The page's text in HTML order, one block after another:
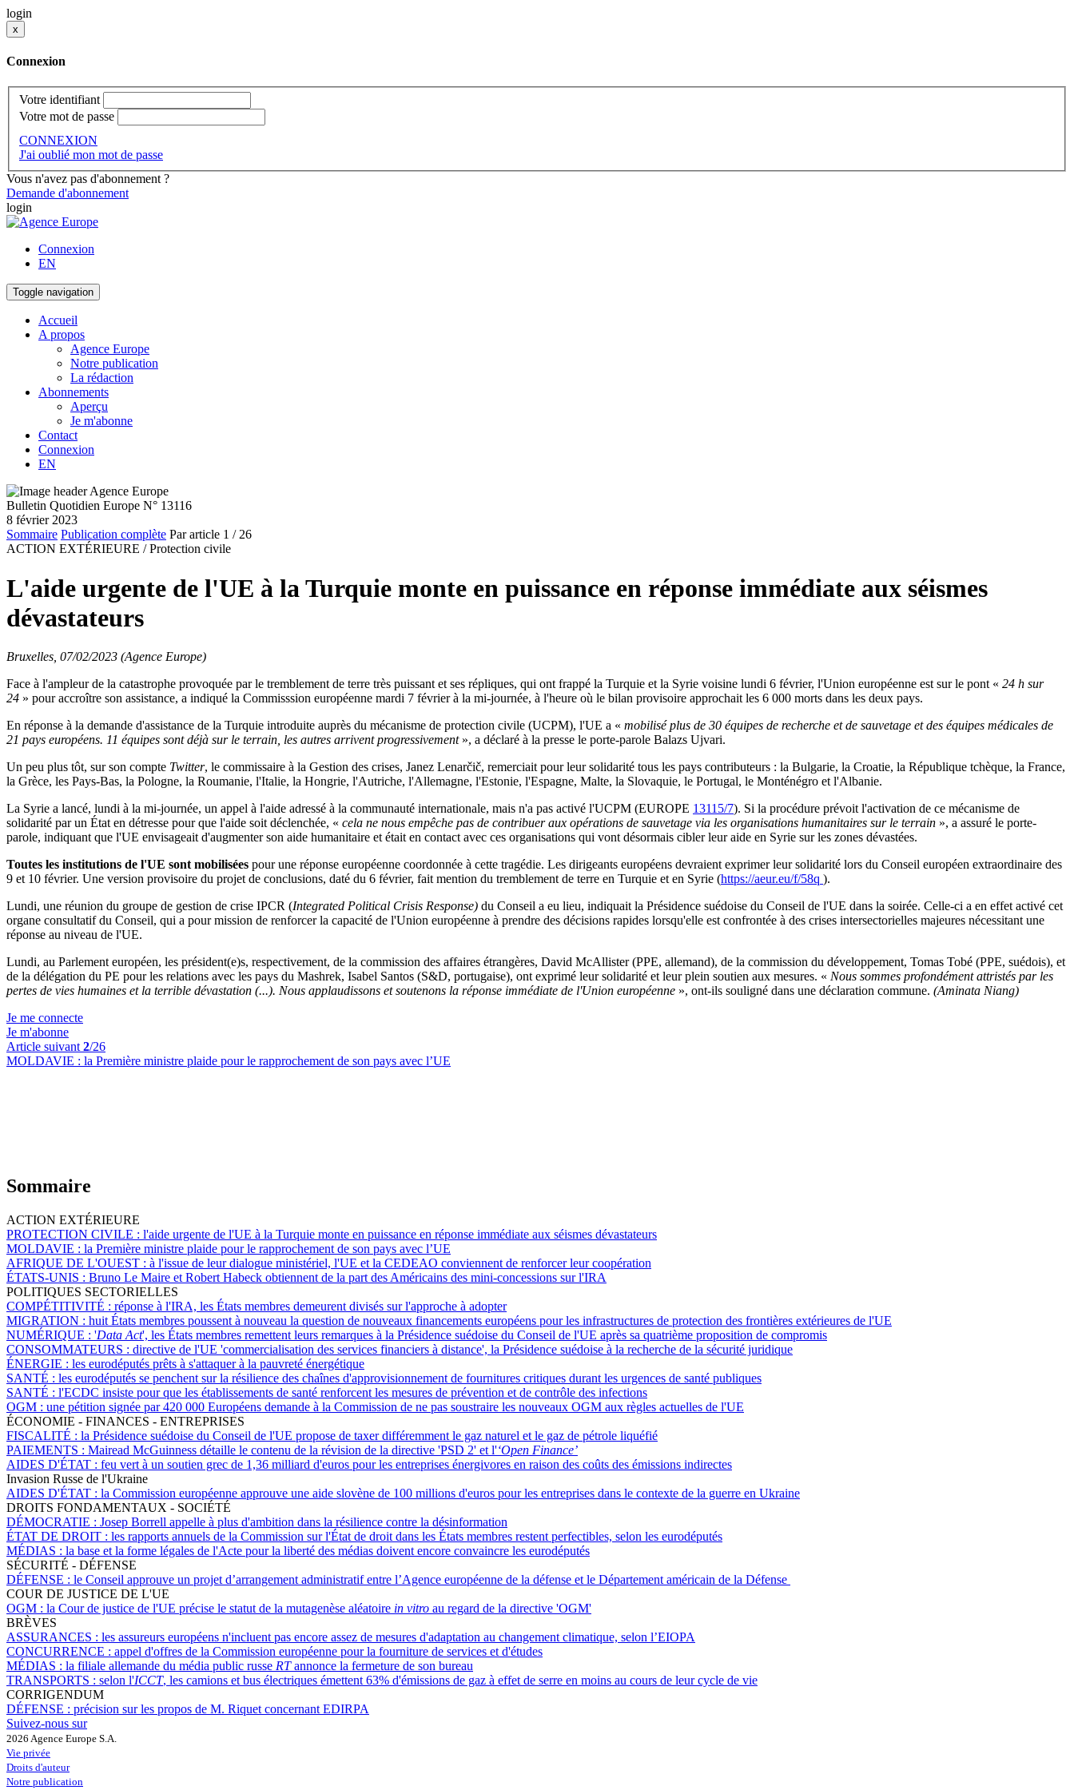
login
x
Connexion
Votre identifiant
Votre mot de passe
CONNEXION
J'ai oublié mon mot de passe
Vous n'avez pas d'abonnement ?
Demande d'abonnement
login
Connexion
EN
Toggle navigation
Accueil
A propos
Agence Europe
Notre publication
La rédaction
Abonnements
Aperçu
Je m'abonne
Contact
Connexion
EN
Bulletin Quotidien Europe N° 13116
8 février 2023
Sommaire Publication complète Par article 1 / 26
ACTION EXTÉRIEURE / Protection civile
L'aide urgente de l'UE à la Turquie monte en puissance en réponse immédiate aux séismes
dévastateurs
Bruxelles, 07/02/2023 (Agence Europe)
Face à l'ampleur de la catastrophe provoquée par le tremblement de terre très puissant et ses répliques, qui ont frappé la Turquie et la Syrie voisine lundi 6 février, l'Union européenne est sur le pont « 24 h sur
24 » pour accroître son assistance, a indiqué la Commisssion européenne mardi 7 février à la mi-journée, à l'heure où le bilan provisoire approchait les 6 000 morts dans les deux pays.
En réponse à la demande d'assistance de la Turquie introduite auprès du mécanisme de protection civile (UCPM), l'UE a « mobilisé plus de 30 équipes de recherche et de sauvetage et des équipes médicales de
21 pays européens. 11 équipes sont déjà sur le terrain, les autres arrivent progressivement », a déclaré à la presse le porte-parole Balazs Ujvari.
Un peu plus tôt, sur son compte Twitter, le commissaire à la Gestion des crises, Janez Lenarčič, remerciait pour leur solidarité tous les pays contributeurs : la Bulgarie, la Croatie, la République tchèque, la France,
la Grèce, les Pays-Bas, la Pologne, la Roumanie, l'Italie, la Hongrie, l'Autriche, l'Allemagne, l'Estonie, l'Espagne, Malte, la Slovaquie, le Portugal, le Monténégro et l'Albanie.
La Syrie a lancé, lundi à la mi-journée, un appel à l'aide adressé à la communauté internationale, mais n'a pas activé l'UCPM (EUROPE 13115/7). Si la procédure prévoit l'activation de ce mécanisme de
solidarité par un État en détresse pour que l'aide soit déclenchée, « cela ne nous empêche pas de contribuer aux opérations de sauvetage via les organisations humanitaires sur le terrain », a assuré le porte-
parole, indiquant que l'UE envisageait d'augmenter son aide humanitaire et était en contact avec ces organisations qui vont désormais cibler leur aide en Syrie sur les zones dévastées.
Toutes les institutions de l'UE sont mobilisées pour une réponse européenne coordonnée à cette tragédie. Les dirigeants européens devraient exprimer leur solidarité lors du Conseil européen extraordinaire des
9 et 10 février. Une version provisoire du projet de conclusions, daté du 6 février, fait mention du tremblement de terre en Turquie et en Syrie (https://aeur.eu/f/58q ).
Lundi, une réunion du groupe de gestion de crise IPCR (Integrated Political Crisis Response) du Conseil a eu lieu, indiquait la Présidence suédoise du Conseil de l'UE dans la soirée. Celle-ci a en effet activé cet
organe consultatif du Conseil, qui a pour mission de renforcer la capacité de l'Union européenne à prendre des décisions rapides lorsqu'elle est confrontée à des crises intersectorielles majeures nécessitant une
réponse au niveau de l'UE.
Lundi, au Parlement européen, les président(e)s, respectivement, de la commission des affaires étrangères, David McAllister (PPE, allemand), de la commission du développement, Tomas Tobé (PPE, suédois), et
de la délégation du PE pour les relations avec les pays du Mashrek, Isabel Santos (S&D, portugaise), ont exprimé leur solidarité et leur plein soutien aux mesures. « Nous sommes profondément attristés par les
pertes de vies humaines et la terrible dévastation (...). Nous applaudissons et soutenons la réponse immédiate de l'Union européenne », ont-ils souligné dans une déclaration commune. (Aminata Niang)
Je me connecte
Je m'abonne
Article suivant 2/26
MOLDAVIE : la Première ministre plaide pour le rapprochement de son pays avec l’UE
Sommaire
ACTION EXTÉRIEURE
PROTECTION CIVILE : l'aide urgente de l'UE à la Turquie monte en puissance en réponse immédiate aux séismes dévastateurs
MOLDAVIE : la Première ministre plaide pour le rapprochement de son pays avec l’UE
AFRIQUE DE L'OUEST : à l'issue de leur dialogue ministériel, l'UE et la CEDEAO conviennent de renforcer leur coopération
ÉTATS-UNIS : Bruno Le Maire et Robert Habeck obtiennent de la part des Américains des mini-concessions sur l'IRA
POLITIQUES SECTORIELLES
COMPÉTITIVITÉ : réponse à l'IRA, les États membres demeurent divisés sur l'approche à adopter
MIGRATION : huit États membres poussent à nouveau la question de nouveaux financements européens pour les infrastructures de protection des frontières extérieures de l'UE
NUMÉRIQUE : 'Data Act', les États membres remettent leurs remarques à la Présidence suédoise du Conseil de l'UE après sa quatrième proposition de compromis
CONSOMMATEURS : directive de l'UE 'commercialisation des services financiers à distance', la Présidence suédoise à la recherche de la sécurité juridique
ÉNERGIE : les eurodéputés prêts à s'attaquer à la pauvreté énergétique
SANTÉ : les eurodéputés se penchent sur la résilience des chaînes d'approvisionnement de fournitures critiques durant les urgences de santé publiques
SANTÉ : l'ECDC insiste pour que les établissements de santé renforcent les mesures de prévention et de contrôle des infections
OGM : une pétition signée par 420 000 Européens demande à la Commission de ne pas soustraire les nouveaux OGM aux règles actuelles de l'UE
ÉCONOMIE - FINANCES - ENTREPRISES
FISCALITÉ : la Présidence suédoise du Conseil de l'UE propose de taxer différemment le gaz naturel et le gaz de pétrole liquéfié
PAIEMENTS : Mairead McGuinness détaille le contenu de la révision de la directive 'PSD 2' et l'‘Open Finance’
AIDES D'ÉTAT : feu vert à un soutien grec de 1,36 milliard d'euros pour les entreprises énergivores en raison des coûts des émissions indirectes
Invasion Russe de l'Ukraine
AIDES D'ÉTAT : la Commission européenne approuve une aide slovène de 100 millions d'euros pour les entreprises dans le contexte de la guerre en Ukraine
DROITS FONDAMENTAUX - SOCIÉTÉ
DÉMOCRATIE : Josep Borrell appelle à plus d'ambition dans la résilience contre la désinformation
ÉTAT DE DROIT : les rapports annuels de la Commission sur l'État de droit dans les États membres restent perfectibles, selon les eurodéputés
MÉDIAS : la base et la forme légales de l'Acte pour la liberté des médias doivent encore convaincre les eurodéputés
SÉCURITÉ - DÉFENSE
DÉFENSE : le Conseil approuve un projet d’arrangement administratif entre l’Agence européenne de la défense et le Département américain de la Défense
COUR DE JUSTICE DE L'UE
OGM : la Cour de justice de l'UE précise le statut de la mutagenèse aléatoire in vitro au regard de la directive 'OGM'
BRÈVES
ASSURANCES : les assureurs européens n'incluent pas encore assez de mesures d'adaptation au changement climatique, selon l’EIOPA
CONCURRENCE : appel d'offres de la Commission européenne pour la fourniture de services et d'études
MÉDIAS : la filiale allemande du média public russe RTannonce la fermeture de son bureau
TRANSPORTS : selon l'ICCT, les camions et bus électriques émettent 63% d'émissions de gaz à effet de serre en moins au cours de leur cycle de vie
CORRIGENDUM
DÉFENSE : précision sur les propos de M. Riquet concernant EDIRPA
Suivez-nous sur
2026 Agence Europe S.A.
Vie privée
Droits d'auteur
Notre publication